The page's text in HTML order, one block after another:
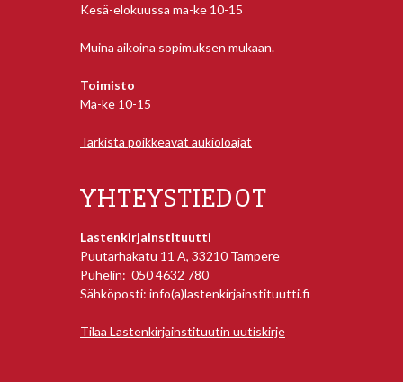
Kesä-elokuussa ma-ke 10-15
Muina aikoina sopimuksen mukaan.
Toimisto
Ma-ke 10-15
Tarkista poikkeavat aukioloajat
YHTEYSTIEDOT
Lastenkirjainstituutti
Puutarhakatu 11 A, 33210 Tampere
Puhelin: 050 4632 780
Sähköposti: info(a)lastenkirjainstituutti.fi
Tilaa Lastenkirjainstituutin uutiskirje